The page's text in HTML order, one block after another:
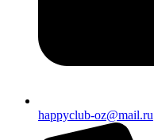
happyclub-oz@mail.ru